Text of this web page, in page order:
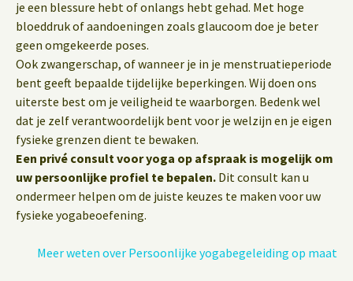
je een blessure hebt of onlangs hebt gehad. Met hoge
bloeddruk of aandoeningen zoals glaucoom doe je beter
geen omgekeerde poses.
Ook zwangerschap, of wanneer je in je menstruatieperiode
bent geeft bepaalde tijdelijke beperkingen. Wij doen ons
uiterste best om je veiligheid te waarborgen. Bedenk wel
dat je zelf verantwoordelijk bent voor je welzijn en je eigen
fysieke grenzen dient te bewaken.
Een privé consult voor yoga op afspraak is mogelijk om
uw persoonlijke profiel te bepalen. Dit consult kan u
ondermeer helpen om de juiste keuzes te maken voor uw
fysieke yogabeoefening.
Meer weten over Persoonlijke yogabegeleiding op maat